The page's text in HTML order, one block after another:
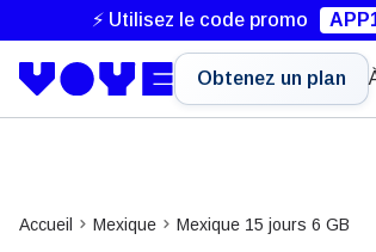
⚡ Utilisez le code promo
Obtenez un plan
Accueil Mexique Mexique 15 jours 6 GB